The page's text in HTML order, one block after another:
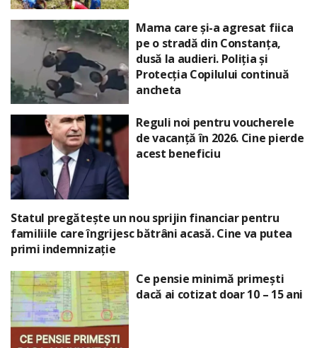
Mama care și-a agresat fiica
pe o stradă din Constanța,
dusă la audieri. Poliția și
Protecția Copilului continuă
ancheta
Reguli noi pentru voucherele
de vacanță în 2026. Cine pierde
acest beneficiu
Statul pregătește un nou sprijin financiar pentru
familiile care îngrijesc bătrâni acasă. Cine va putea
primi indemnizație
Ce pensie minimă primești
dacă ai cotizat doar 10 – 15 ani